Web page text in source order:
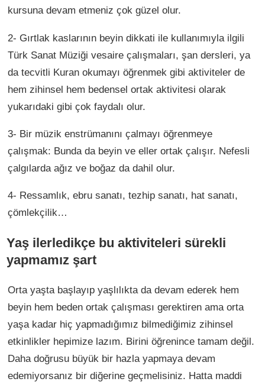
kursuna devam etmeniz çok güzel olur.
2- Gırtlak kaslarının beyin dikkati ile kullanımıyla ilgili
Türk Sanat Müziği vesaire çalışmaları, şan dersleri, ya
da tecvitli Kuran okumayı öğrenmek gibi aktiviteler de
hem zihinsel hem bedensel ortak aktivitesi olarak
yukarıdaki gibi çok faydalı olur.
3- Bir müzik enstrümanını çalmayı öğrenmeye
çalışmak: Bunda da beyin ve eller ortak çalışır. Nefesli
çalgılarda ağız ve boğaz da dahil olur.
4- Ressamlık, ebru sanatı, tezhip sanatı, hat sanatı,
çömlekçilik…
Yaş ilerledikçe bu aktiviteleri sürekli
yapmamız şart
Orta yaşta başlayıp yaşlılıkta da devam ederek hem
beyin hem beden ortak çalışması gerektiren ama orta
yaşa kadar hiç yapmadığımız bilmediğimiz zihinsel
etkinlikler hepimize lazım. Birini öğrenince tamam değil.
Daha doğrusu büyük bir hazla yapmaya devam
edemiyorsanız bir diğerine geçmelisiniz. Hatta maddi